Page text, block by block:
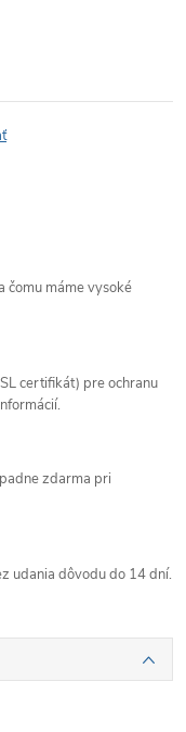
čomu máme vysoké
certifikát) pre ochranu
zdarma pri
udania dôvodu do 14 dní.